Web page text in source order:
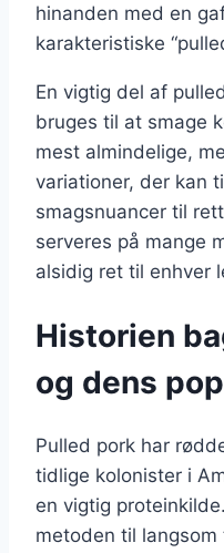
hinanden med en
karakteristiske
En vigtig del af
bruges til at smage
mest almindelige,
variationer, der kan
smagsnuancer til
serveres på mange
alsidig ret til enhver
Historien
og dens
Pulled pork har
tidlige kolonister i
en vigtig
metoden til